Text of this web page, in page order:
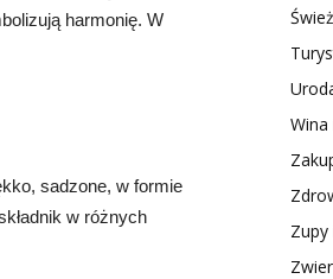
harmonię. W
sadzone, w formie
w różnych